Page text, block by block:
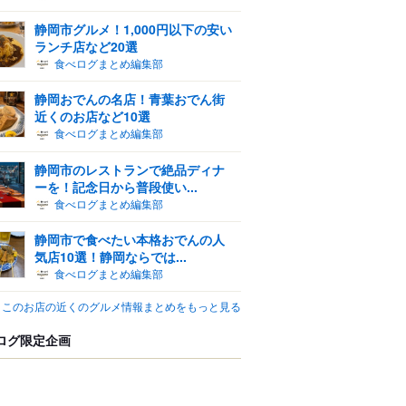
静岡市グルメ！1,000円以下の安い
ランチ店など20選
食べログまとめ編集部
静岡おでんの名店！青葉おでん街
近くのお店など10選
食べログまとめ編集部
静岡市のレストランで絶品ディナ
ーを！記念日から普段使い...
食べログまとめ編集部
静岡市で食べたい本格おでんの人
気店10選！静岡ならでは...
食べログまとめ編集部
このお店の近くのグルメ情報まとめをもっと見る
グ限定企画